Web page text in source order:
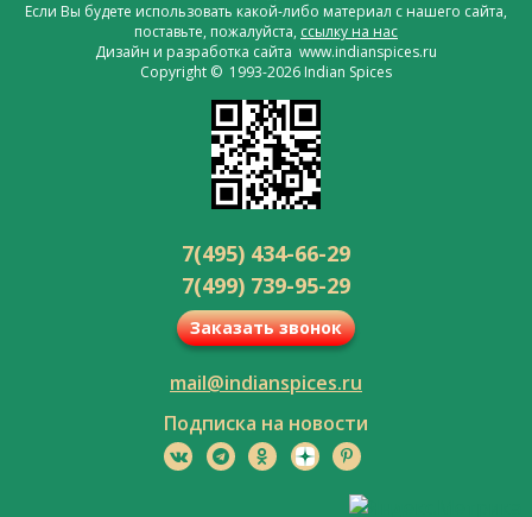
Если Вы будете использовать какой-либо материал с нашего сайта,
поставьте, пожалуйста, ссылку на нас
Дизайн и разработка сайта www.indianspices.ru
Copyright © 1993-2026 Indian Spices
7(495) 434-66-29
7(499) 739-95-29
Заказать звонок
mail@indianspices.ru
Подписка на новости